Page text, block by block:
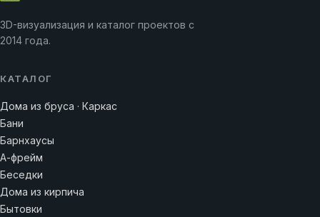
3D-визуализация и каталог проектов с
2014 года.
КАТАЛОГ
Дома из бруса · Каркас
Бани
Барнхаусы
А-фрейм
Беседки
Дома из кирпича
Бытовки